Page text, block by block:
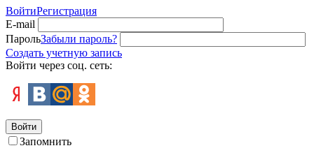
ВойтиРегистрация
E-mail
ПарольЗабыли пароль?
Создать учетную запись
Войти через соц. сеть:
Войти
Запомнить